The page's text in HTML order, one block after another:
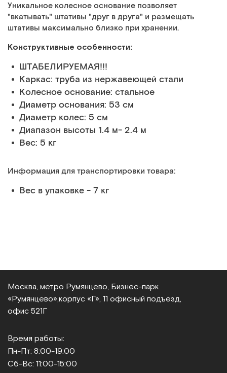
Уникальное колесное основание позволяет
"вкатывать" штативы "друг в друга" и размещать
штативы максимально близко при хранении.
Конструктивные особенности:
ШТАБЕЛИРУЕМАЯ!!!
Каркас: труба из нержавеющей стали
Колесное основание: стальное
Диаметр основания: 53 см
Диаметр колес: 5 см
Диапазон высоты 1.4 м- 2.4 м
Вес: 5 кг
Информация для транспортировки товара:
Вес в упаковке - 7 кг
Москва, метро Румянцево, Бизнес‑парк
«Румянцево», корпус «Г», 11 офисный подъезд,
офис 521Г
Время работы:
Пн-Пт: 8:00-19:00
Сб-Вс: 11:00-15:00